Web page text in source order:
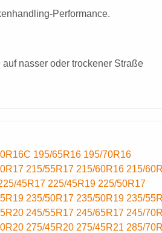
Performance.
nasser oder trockener Straße
195/65R16 195/70R16
215/55R17 215/60R16 215/
45R17 225/45R19 225/50R17
235/50R17 235/50R19 235/
245/55R17 245/65R17 245/
275/45R20 275/45R21 285/